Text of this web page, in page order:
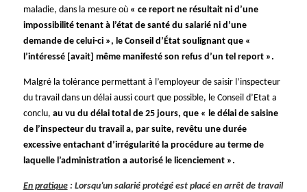
maladie, dans la mesure où « ce report ne résultait ni d’une
impossibilité tenant à l’état de santé du salarié ni d’une
demande de celui-ci », le Conseil d’État soulignant que «
l’intéressé [avait] même manifesté son refus d’un tel report ».
Malgré la tolérance permettant à l’employeur de saisir l’inspecteur
du travail dans un délai aussi court que possible, le Conseil d’Etat a
conclu, au vu du délai total de 25 jours, que « le délai de saisine
de l’inspecteur du travail a, par suite, revêtu une durée
excessive entachant d’irrégularité la procédure au terme de
laquelle l’administration a autorisé le licenciement ».
En pratique: Lorsqu’un salarié protégé est placé en arrêt de travail